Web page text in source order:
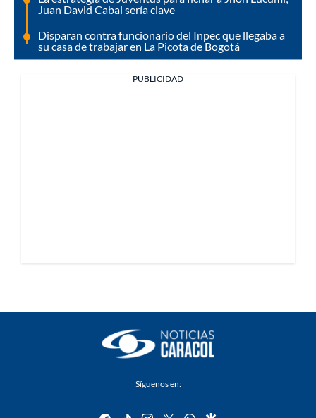
Juan David Cabal sería clave
Disparan contra funcionario del Inpec que llegaba a
su casa de trabajar en La Picota de Bogotá
PUBLICIDAD
Síguenos en: